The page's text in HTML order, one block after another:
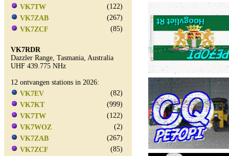
VK7TW
(122)
VK7ZAB
(267)
VK7ZCF
(85)
VK7RDR
Dazzler Range, Tasmania, Australia
UHF 439.775 NHz
12 ontvangen stations in 2026:
VK7EV
(82)
VK7KT
(999)
VK7TW
(122)
VK7WOZ
(2)
VK7ZAB
(267)
VK7ZCF
(85)